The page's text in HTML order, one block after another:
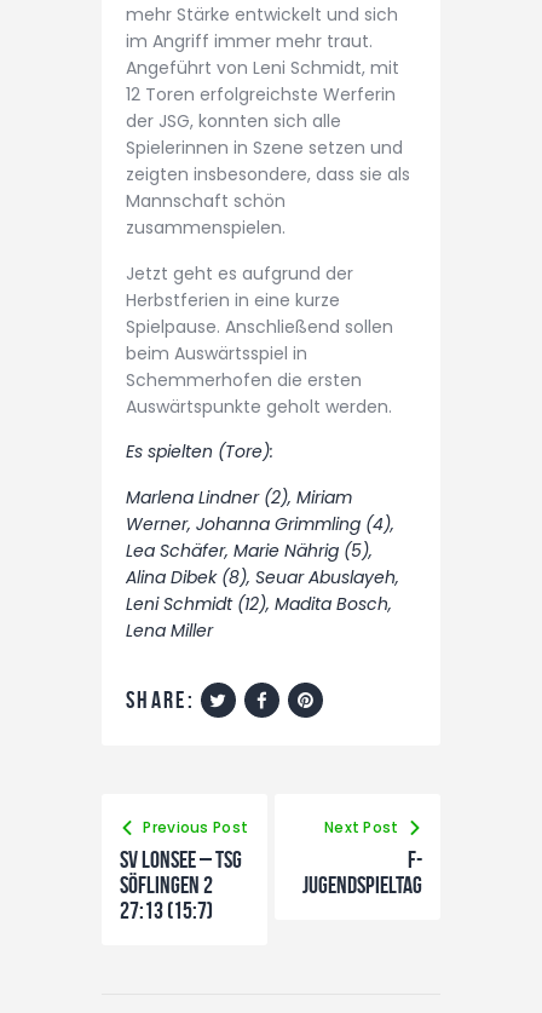
mehr Stärke entwickelt und sich
im Angriff immer mehr traut.
Angeführt von Leni Schmidt, mit
12 Toren erfolgreichste Werferin
der JSG, konnten sich alle
Spielerinnen in Szene setzen und
zeigten insbesondere, dass sie als
Mannschaft schön
zusammenspielen.
Jetzt geht es aufgrund der
Herbstferien in eine kurze
Spielpause. Anschließend sollen
beim Auswärtsspiel in
Schemmerhofen die ersten
Auswärtspunkte geholt werden.
Es spielten (Tore):
Marlena Lindner (2), Miriam
Werner, Johanna Grimmling (4),
Lea Schäfer, Marie Nährig (5),
Alina Dibek (8), Seuar Abuslayeh,
Leni Schmidt (12), Madita Bosch,
Lena Miller
share:
Previous Post
SV Lonsee – TSG
Söflingen 2
27:13 (15:7)
Next Post
F-
Jugendspieltag